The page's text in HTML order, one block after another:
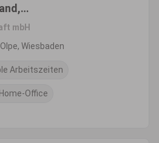
und
mbH
Wiesbaden
Arbeitszeiten
Home-Office